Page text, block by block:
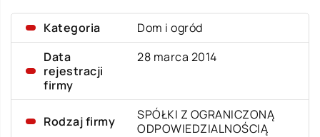
Kategoria
Dom i ogród
Data
rejestracji
firmy
28 marca 2014
Rodzaj firmy
SPÓŁKI Z OGRANICZONĄ
ODPOWIEDZIALNOŚCIĄ